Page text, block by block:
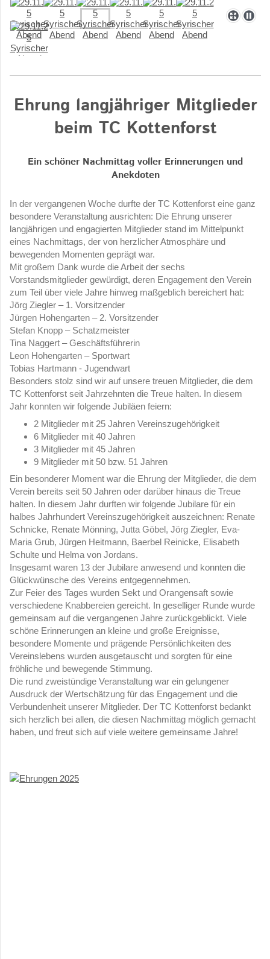
Ehrung langjähriger Mitglieder
beim TC Kottenforst
Ein schöner Nachmittag voller Erinnerungen und
Anekdoten
In der vergangenen Woche durfte der TC Kottenforst eine ganz
besondere Veranstaltung ausrichten: Die Ehrung unserer
langjährigen und engagierten Mitglieder stand im Mittelpunkt
eines Nachmittags, der von herzlicher Atmosphäre und
bewegenden Momenten geprägt war.
Mit großem Dank wurde die Arbeit der sechs
Vorstandsmitglieder gewürdigt, deren Engagement den Verein
zum Teil über viele Jahre hinweg maßgeblich bereichert hat:
Jörg Ziegler – 1. Vorsitzender
Jürgen Hohengarten – 2. Vorsitzender
Stefan Knopp – Schatzmeister
Tina Naggert – Geschäftsführerin
Leon Hohengarten – Sportwart
Tobias Hartmann - Jugendwart
Besonders stolz sind wir auf unsere treuen Mitglieder, die dem
TC Kottenforst seit Jahrzehnten die Treue halten. In diesem
Jahr konnten wir folgende Jubiläen feiern:
2 Mitglieder mit 25 Jahren Vereinszugehörigkeit
6 Mitglieder mit 40 Jahren
3 Mitglieder mit 45 Jahren
9 Mitglieder mit 50 bzw. 51 Jahren
Ein besonderer Moment war die Ehrung der Mitglieder, die dem
Verein bereits seit 50 Jahren oder darüber hinaus die Treue
halten. In diesem Jahr durften wir folgende Jubilare für ein
halbes Jahrhundert Vereinszugehörigkeit auszeichnen: Renate
Schnicke, Renate Mönning, Jutta Göbel, Jörg Ziegler, Eva-
Maria Grub, Jürgen Heitmann, Baerbel Reinicke, Elisabeth
Schulte und Helma von Jordans.
Insgesamt waren 13 der Jubilare anwesend und konnten die
Glückwünsche des Vereins entgegennehmen.
Zur Feier des Tages wurden Sekt und Orangensaft sowie
verschiedene Knabbereien gereicht. In geselliger Runde wurde
gemeinsam auf die vergangenen Jahre zurückgeblickt. Viele
schöne Erinnerungen an kleine und große Ereignisse,
besondere Momente und prägende Persönlichkeiten des
Vereinslebens wurden ausgetauscht und sorgten für eine
fröhliche und bewegende Stimmung.
Die rund zweistündige Veranstaltung war ein gelungener
Ausdruck der Wertschätzung für das Engagement und die
Verbundenheit unserer Mitglieder. Der TC Kottenforst bedankt
sich herzlich bei allen, die diesen Nachmittag möglich gemacht
haben, und freut sich auf viele weitere gemeinsame Jahre!